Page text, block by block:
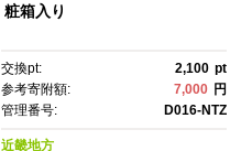
粧箱入り
交換pt: 2,100 pt
参考寄附額:
7,000 円
管理番号:
D016-NTZ
近畿地方